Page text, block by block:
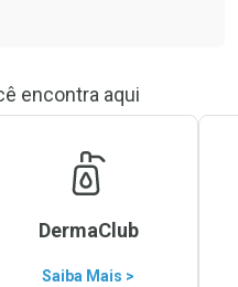
encontra aqui
DermaClub
Saiba Mais >